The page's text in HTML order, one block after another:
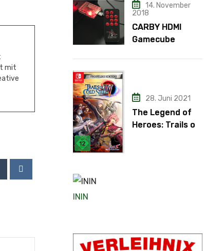
mit
14. November
2018
CARBY HDMI
Gamecube
28. Juni 2021
The Legend of
Heroes: Trails of
ININ